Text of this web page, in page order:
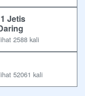
Jetis
2588 kali
52061 kali